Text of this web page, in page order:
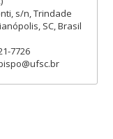
s/n, Trindade
SC, Brasil
7726